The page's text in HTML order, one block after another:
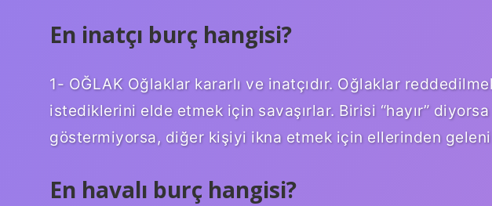
En inatçı burç hangisi?
1- OĞLAK Oğlaklar kararlı ve inatçıdır. Oğlaklar
istediklerini elde etmek için savaşırlar. Birisi “hayır”
göstermiyorsa, diğer kişiyi ikna etmek için ellerinden
En havalı burç hangisi?